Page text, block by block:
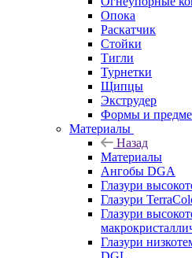
Опока
Раскатчик
Стойки
Тигли
Турнетки
Щипцы
Экструдер
Формы и
Материалы
Назад
Материалы
Ангобы DGA
Глазури
Глазури
Глазури
Глазури